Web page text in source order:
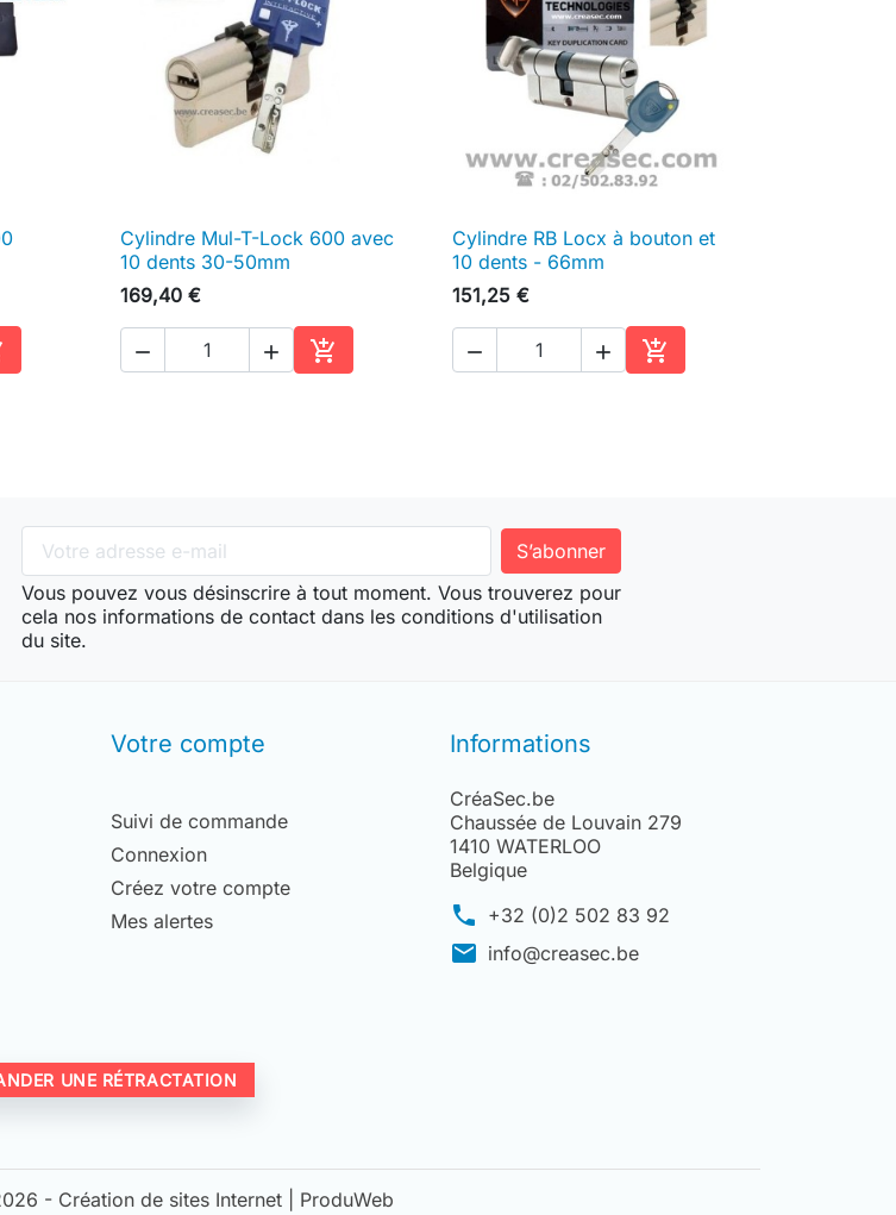
au panier
 Aperçu rapide
Cylindre Mul-T-Lock 600 avec
10 dents 30-50mm
169,40 €
  
Ajouter au panier
 Aperçu rapide
Cylindre RB Locx à bouton et
10 dents - 66mm
151,25 €
  
Ajouter au panier
Vous pouvez vous désinscrire à tout moment. Vous trouverez pour
cela nos informations de contact dans les conditions d'utilisation
du site.
Votre compte
Suivi de commande
Connexion
Créez votre compte
Mes alertes
Informations
CréaSec.be
Chaussée de Louvain 279
1410 WATERLOO
Belgique
phone +32 (0)2 502 83 92
mail info@creasec.be
UNE RÉTRACTATION
- Création de sites Internet | ProduWeb